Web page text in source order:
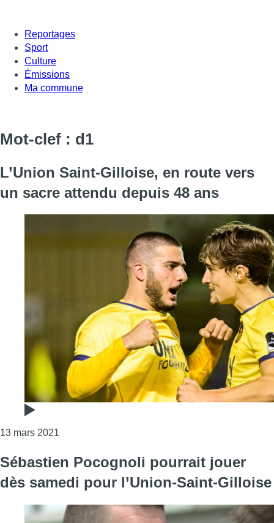
Reportages
Sport
Culture
Émissions
Ma commune
Mot-clef : d1
L’Union Saint-Gilloise, en route vers
un sacre attendu depuis 48 ans
13 mars 2021
Sébastien Pocognoli pourrait jouer
dès samedi pour l’Union-Saint-Gilloise